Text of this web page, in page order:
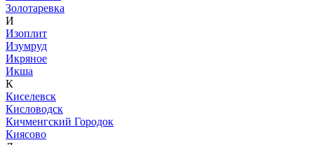
Золотаревка
И
Изоплит
Изумруд
Икряное
Икша
К
Киселевск
Кисловодск
Кичменгский Городок
Киясово